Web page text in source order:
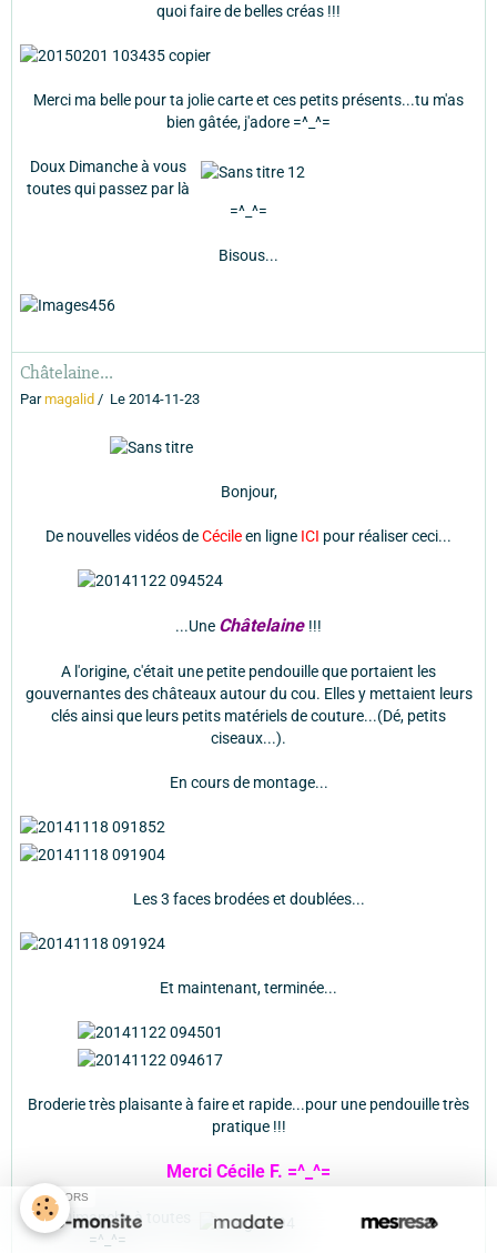
quoi faire de belles créas !!!
Merci ma belle pour ta jolie carte et ces petits présents...tu m'as
bien gâtée, j'adore =^_^=
Doux Dimanche à vous
toutes qui passez par là
=^_^=
Bisous...
Châtelaine...
Parmagalid Le 2014-11-23
Bonjour,
De nouvelles vidéos deCécileen ligne ICI pour réaliser ceci...
...Une Châtelaine !!!
A l'origine, c'était une petite pendouille que portaient les
gouvernantes des châteaux autour du cou. Elles y mettaient leurs
clés ainsi que leurs petits matériels de couture...(Dé, petits
ciseaux...).
En cours de montage...
Les 3 faces brodées et doublées...
Et maintenant, terminée...
Broderie très plaisante à faire et rapide...pour une pendouille très
pratique !!!
Merci Cécile F. =^_^=
Doux Dimanche à toutes
=^_^=
SPONSORS